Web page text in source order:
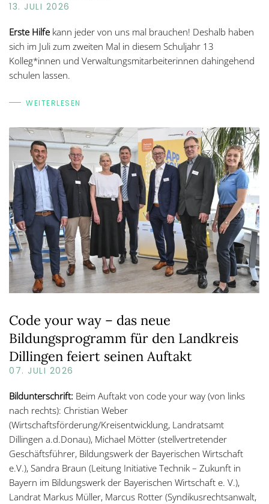
13. JULI 2026
Erste Hilfe kann jeder von uns mal brauchen! Deshalb haben
sich im Juli zum zweiten Mal in diesem Schuljahr 13
Kolleg*innen und Verwaltungsmitarbeiterinnen dahingehend
schulen lassen.
WEITERLESEN
Code your way – das neue
Bildungsprogramm für den Landkreis
Dillingen feiert seinen Auftakt
07. JULI 2026
Bildunterschrift: Beim Auftakt von code your way (von links
nach rechts): Christian Weber
(Wirtschaftsförderung/Kreisentwicklung, Landratsamt
Dillingen a.d.Donau), Michael Mötter (stellvertretender
Geschäftsführer, Bildungswerk der Bayerischen Wirtschaft
e.V.), Sandra Braun (Leitung Initiative Technik – Zukunft in
Bayern im Bildungswerk der Bayerischen Wirtschaft e. V.),
Landrat Markus Müller, Marcus Rotter (Syndikusrechtsanwalt,